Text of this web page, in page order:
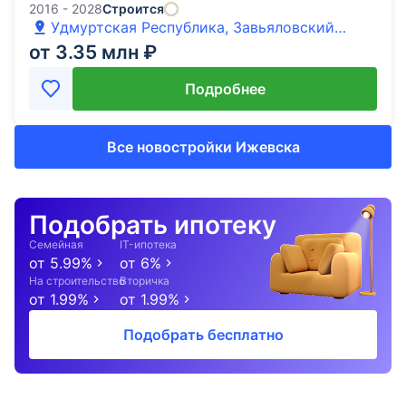
2016 - 2028Строится
Удмуртская Республика, Завьяловский
район, д. Хохряки, улица Муромская
от 3.35 млн ₽
Подробнее
Все новостройки Ижевска
Подобрать ипотеку
Семейная
от 5.99%
IT-ипотека
от 6%
На строительство
от 1.99%
Вторичка
от 1.99%
Подобрать бесплатно